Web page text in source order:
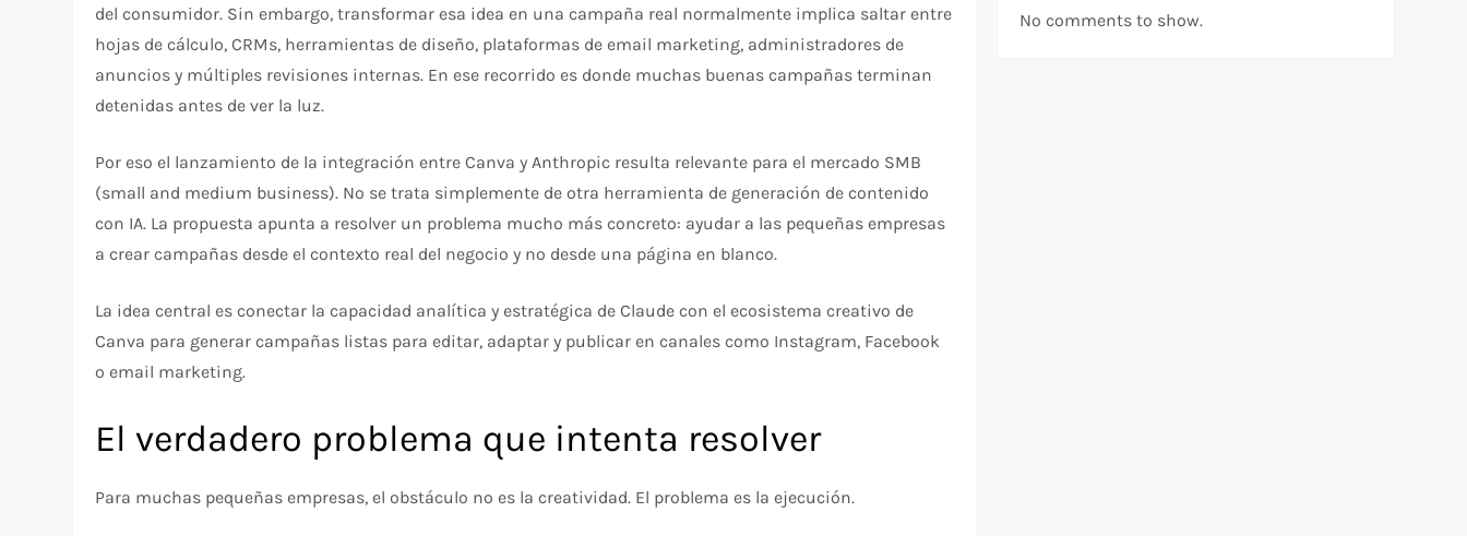
del consumidor. Sin embargo, transformar esa idea en una campaña real normalmente implica saltar entre
hojas de cálculo, CRMs, herramientas de diseño, plataformas de email marketing, administradores de
anuncios y múltiples revisiones internas. En ese recorrido es donde muchas buenas campañas terminan
detenidas antes de ver la luz.
Por eso el lanzamiento de la integración entre Canva y Anthropic resulta relevante para el mercado SMB
(small and medium business). No se trata simplemente de otra herramienta de generación de contenido
con IA. La propuesta apunta a resolver un problema mucho más concreto: ayudar a las pequeñas empresas
a crear campañas desde el contexto real del negocio y no desde una página en blanco.
La idea central es conectar la capacidad analítica y estratégica de Claude con el ecosistema creativo de
Canva para generar campañas listas para editar, adaptar y publicar en canales como Instagram, Facebook
o email marketing.
El verdadero problema que intenta resolver
Para muchas pequeñas empresas, el obstáculo no es la creatividad. El problema es la ejecución.
No comments to show.